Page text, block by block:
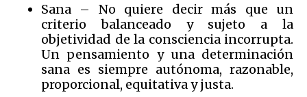
Sana – No quiere decir más que un
criterio balanceado y sujeto a la
objetividad de la consciencia incorrupta.
Un pensamiento y una determinación
sana es siempre autónoma, razonable,
proporcional, equitativa y justa.